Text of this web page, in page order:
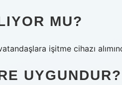
MU?
işitme cihazı
UYGUNDUR?